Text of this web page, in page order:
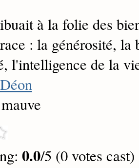
à la folie des
: la générosité, la
l'intelligence de la
0.0/5 (0 votes cast)